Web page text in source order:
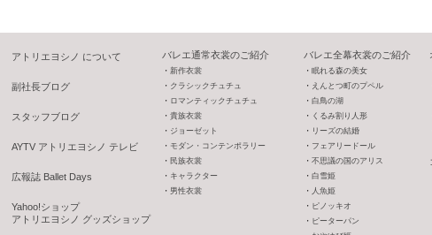
アトリエヨシノ について
副社長ブログ
スタッフブログ
AYTV アトリエヨシノ テレビ
広報誌 Ballet Days
Yahoo!ショップ
アトリエヨシノ グッズショップ
バレエ通常衣裳のご紹介
新作衣裳
クラシックチュチュ
ロマンティックチュチュ
貴族衣裳
ジョーゼット
モダン・コンテンポラリー
民族衣裳
キャラクター
男性衣裳
バレエ全幕衣裳のご紹介
眠れる森の美女
えんとつ町のプペル
白鳥の湖
くるみ割り人形
リーズの結婚
フェアリードール
不思議の国のアリス
白雪姫
人魚姫
ピノッキオ
ピーターパン